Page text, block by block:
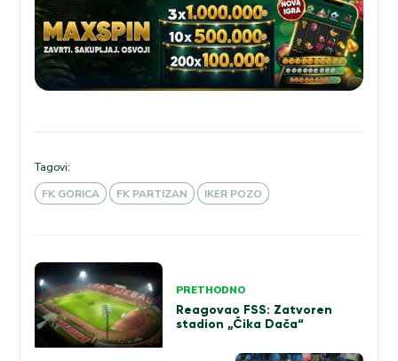
Tagovi:
FK GORICA
FK PARTIZAN IKER POZO
Kretanje
članka
PRETHODNO
Reagovao FSS: Zatvoren
stadion „Čika Dača“